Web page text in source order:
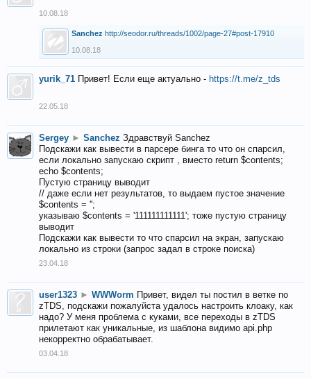
10.08.18
Sanchez http://seodor.ru/threads/1002/page-27#post-17910
10.08.18
yurik_71 Привет! Если еще актуально - https://t.me/z_tds
22.05.18
Sergey ► Sanchez Здравствуй Sanchez
Подскажи как вывести в парсере бинга то что он спарсил,
если локально запускаю скрипт , вместо return $contents;
echo $contents;
Пустую страницу выводит
// даже если нет результатов, то выдаем пустое значение
$contents = '';
указываю $contents = '111111111111'; тоже пустую страницу
выводит
Подскажи как вывести то что спарсил на экран, запускаю
локально из строки (запрос задал в строке поиска)
23.04.18
user1323 ► WWWorm Привет, видел ты постил в ветке по
zTDS, подскажи пожалуйста удалось настроить клоаку, как
надо? У меня проблема с куками, все переходы в zTDS
прилетают как уникальные, из шаблона видимо api.php
некорректно обрабатывает.
03.04.18